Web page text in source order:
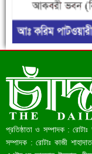
রেকর্ড ৪৫.৪৬ বিলিয়ন
প্রতিষ্ঠাতা ও সম্পাদক :
সম্পাদক : রোটাঃ কাজী